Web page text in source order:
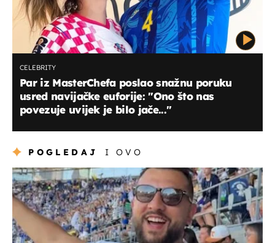
CELEBRITY
Par iz MasterChefa poslao snažnu poruku
usred navijačke euforije: "Ono što nas
povezuje uvijek je bilo jače..."
POGLEDAJ I OVO